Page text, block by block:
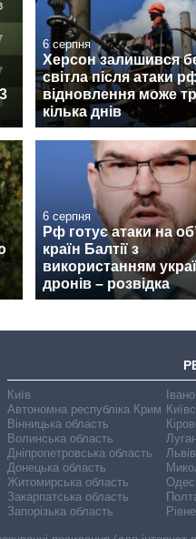
6 серпня
Херсон залишився
світла після атаки
відновлення може
кілька днів
6 серпня
Рф готує атаки на
країн Балтії з
використанням
дронів – розвідка
Київ
Автономна республіка Крим
Вінницька область
Волинська область
Дніпропетровська область
Донецька область
Житомирська область
Закарпатська область
Запорізька область